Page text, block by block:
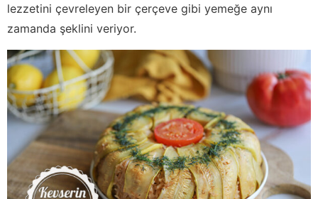
lezzetini çevreleyen bir çerçeve gibi yemeğe aynı
zamanda şeklini veriyor.